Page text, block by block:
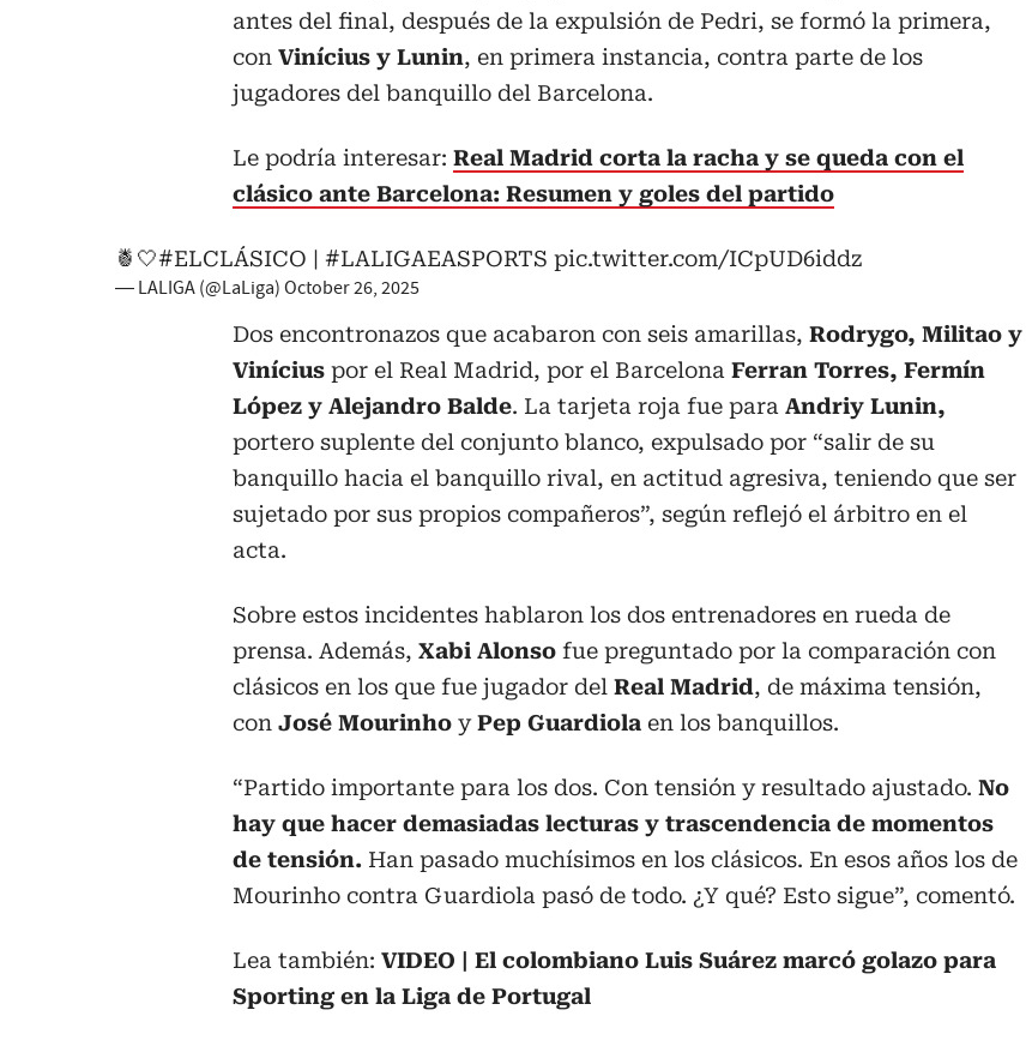
antes del final, después de la expulsión de Pedri, se formó la primera,
con Vinícius y Lunin, en primera instancia, contra parte de los
jugadores del banquillo del Barcelona.
Le podría interesar: Real Madrid corta la racha y se queda con el
clásico ante Barcelona: Resumen y goles del partido
🍍🤍#ELCLÁSICO | #LALIGAEASPORTS pic.twitter.com/ICpUD6iddz
— LALIGA (@LaLiga) October 26, 2025
Dos encontronazos que acabaron con seis amarillas, Rodrygo, Militao y
Vinícius por el Real Madrid, por el Barcelona Ferran Torres, Fermín
López y Alejandro Balde. La tarjeta roja fue para Andriy Lunin,
portero suplente del conjunto blanco, expulsado por “salir de su
banquillo hacia el banquillo rival, en actitud agresiva, teniendo que ser
sujetado por sus propios compañeros”, según reflejó el árbitro en el
acta.
Sobre estos incidentes hablaron los dos entrenadores en rueda de
prensa. Además, Xabi Alonso fue preguntado por la comparación con
clásicos en los que fue jugador del Real Madrid, de máxima tensión,
con José Mourinho yPep Guardiola en los banquillos.
“Partido importante para los dos. Con tensión y resultado ajustado. No
hay que hacer demasiadas lecturas y trascendencia de momentos
de tensión. Han pasado muchísimos en los clásicos. En esos años los de
Mourinho contra Guardiola pasó de todo. ¿Y qué? Esto sigue”, comentó.
Lea también: VIDEO | El colombiano Luis Suárez marcó golazo para
Sporting en la Liga de Portugal